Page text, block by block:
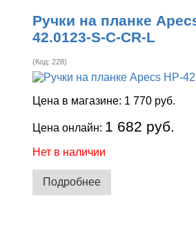
Ручки на планке
42.0123-S-C-CR-L
(Код:228)
Цена в магазине: 1 770 руб.
Цена онлайн: 1 682 руб.
Нет в наличии
Подробнее